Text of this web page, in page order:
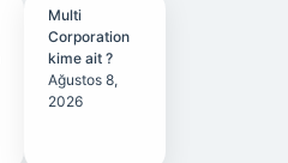
Multi
Corporation
kime ait ?
Ağustos 8,
2026